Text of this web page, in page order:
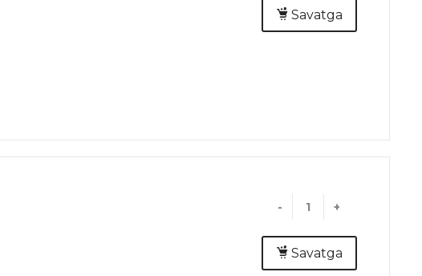
Savatga
- +
Savatga